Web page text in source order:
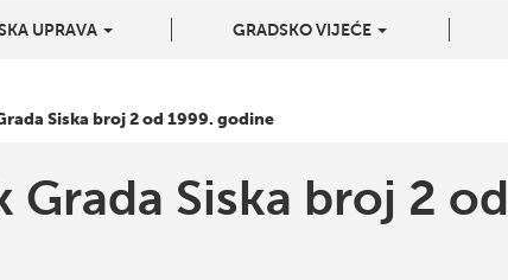
UPRAVA GRADSKO VIJEĆE
Siska broj 2 od 1999. godine
Grada Siska broj 2 od